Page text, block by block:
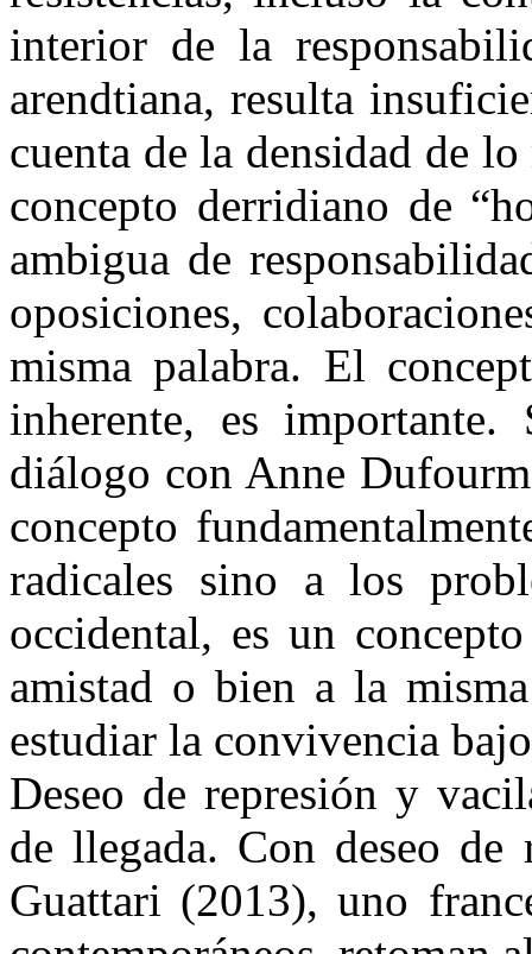
interior de la
arendtiana, resulta
cuenta de la densidad de
concepto derridiano de
ambigua de
oposiciones,
misma palabra. El
inherente, es
diálogo con Anne
concepto
radicales sino a los
occidental, es un
amistad o bien a la
estudiar la convivencia
Deseo de represión y
de llegada. Con deseo
Guattari (2013), uno